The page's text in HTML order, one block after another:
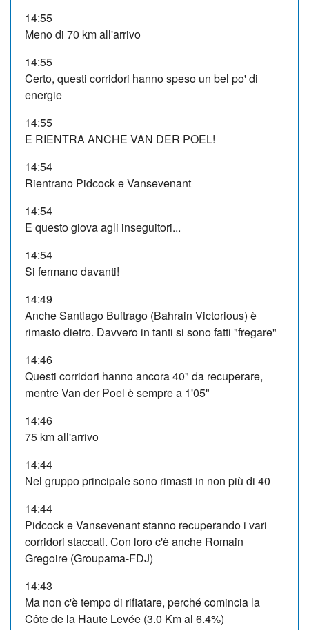
14:55
Meno di 70 km all'arrivo
14:55
Certo, questi corridori hanno speso un bel po' di
energie
14:55
E RIENTRA ANCHE VAN DER POEL!
14:54
Rientrano Pidcock e Vansevenant
14:54
E questo giova agli inseguitori...
14:54
Si fermano davanti!
14:49
Anche Santiago Buitrago (Bahrain Victorious) è
rimasto dietro. Davvero in tanti si sono fatti "fregare"
14:46
Questi corridori hanno ancora 40" da recuperare,
mentre Van der Poel è sempre a 1'05"
14:46
75 km all'arrivo
14:44
Nel gruppo principale sono rimasti in non più di 40
14:44
Pidcock e Vansevenant stanno recuperando i vari
corridori staccati. Con loro c'è anche Romain
Gregoire (Groupama-FDJ)
14:43
Ma non c'è tempo di rifiatare, perché comincia la
Côte de la Haute Levée (3.0 Km al 6.4%)